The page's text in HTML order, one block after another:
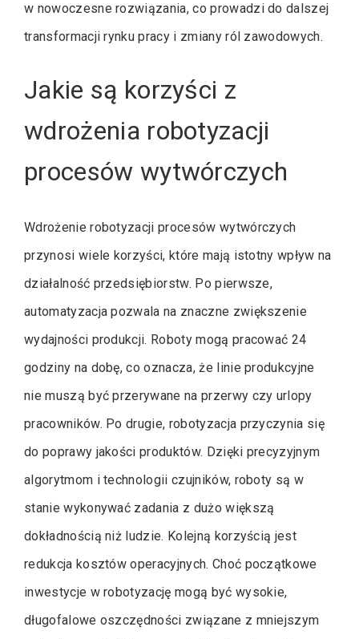
w nowoczesne rozwiązania, co prowadzi do dalszej
transformacji rynku pracy i zmiany ról zawodowych.
Jakie są korzyści z
wdrożenia robotyzacji
procesów wytwórczych
Wdrożenie robotyzacji procesów wytwórczych
przynosi wiele korzyści, które mają istotny wpływ na
działalność przedsiębiorstw. Po pierwsze,
automatyzacja pozwala na znaczne zwiększenie
wydajności produkcji. Roboty mogą pracować 24
godziny na dobę, co oznacza, że linie produkcyjne
nie muszą być przerywane na przerwy czy urlopy
pracowników. Po drugie, robotyzacja przyczynia się
do poprawy jakości produktów. Dzięki precyzyjnym
algorytmom i technologii czujników, roboty są w
stanie wykonywać zadania z dużo większą
dokładnością niż ludzie. Kolejną korzyścią jest
redukcja kosztów operacyjnych. Choć początkowe
inwestycje w robotyzację mogą być wysokie,
długofalowe oszczędności związane z mniejszym